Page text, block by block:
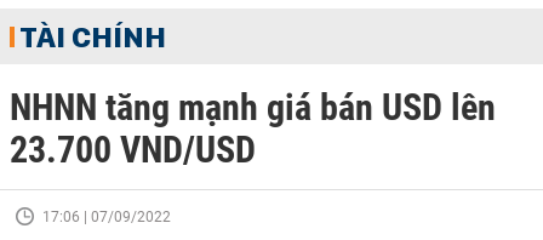
TÀI CHÍNH
NHNN tăng mạnh giá bán USD lên
23.700 VND/USD
17:06 | 07/09/2022